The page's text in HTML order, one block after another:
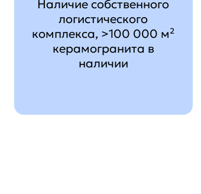
Наличие собственного
логистического
комплекса, >100 000 м²
керамогранита в
наличии